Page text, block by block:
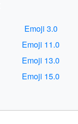
Emoji 3.0
Emoji 11.0
Emoji 13.0
Emoji 15.0